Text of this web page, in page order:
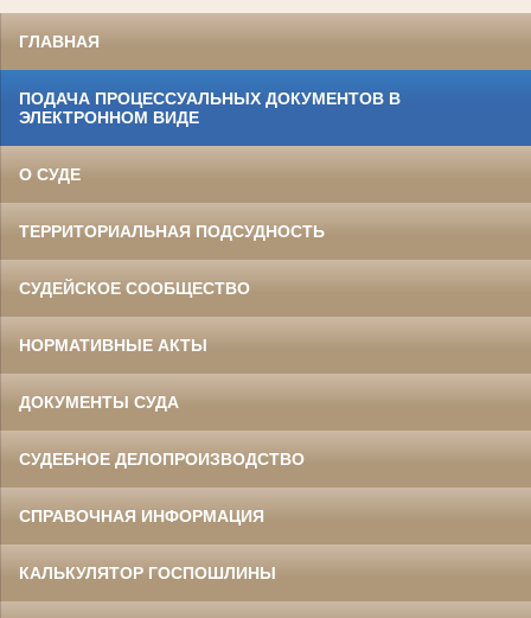
ГЛАВНАЯ
ПОДАЧА ПРОЦЕССУАЛЬНЫХ ДОКУМЕНТОВ В
ЭЛЕКТРОННОМ ВИДЕ
О СУДЕ
ТЕРРИТОРИАЛЬНАЯ ПОДСУДНОСТЬ
СУДЕЙСКОЕ СООБЩЕСТВО
НОРМАТИВНЫЕ АКТЫ
ДОКУМЕНТЫ СУДА
СУДЕБНОЕ ДЕЛОПРОИЗВОДСТВО
СПРАВОЧНАЯ ИНФОРМАЦИЯ
КАЛЬКУЛЯТОР ГОСПОШЛИНЫ